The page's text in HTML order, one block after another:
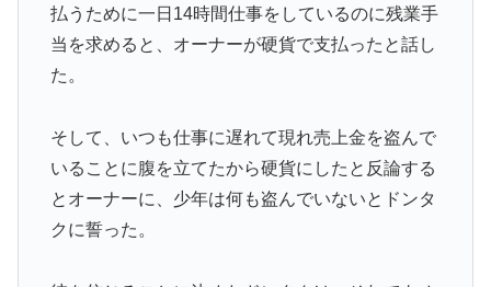
払うために一日14時間仕事をしているのに残業手
当を求めると、オーナーが硬貨で支払ったと話し
た。
そして、いつも仕事に遅れて現れ売上金を盗んで
いることに腹を立てたから硬貨にしたと反論する
とオーナーに、少年は何も盗んでいないとドンタ
クに誓った。